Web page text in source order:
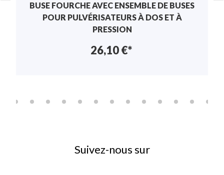
BUSE FOURCHE AVEC ENSEMBLE DE BUSES
POUR PULVÉRISATEURS À DOS ET À
PRESSION
26,10 €*
Suivez-nous sur